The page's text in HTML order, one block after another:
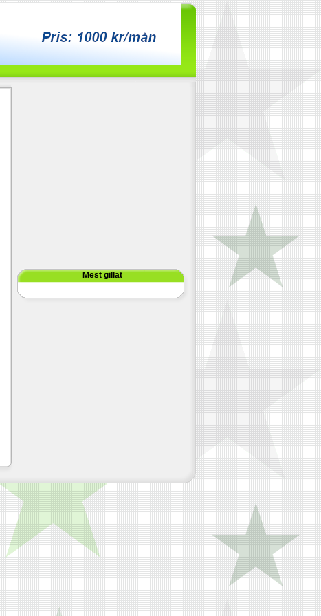
Mest gillat